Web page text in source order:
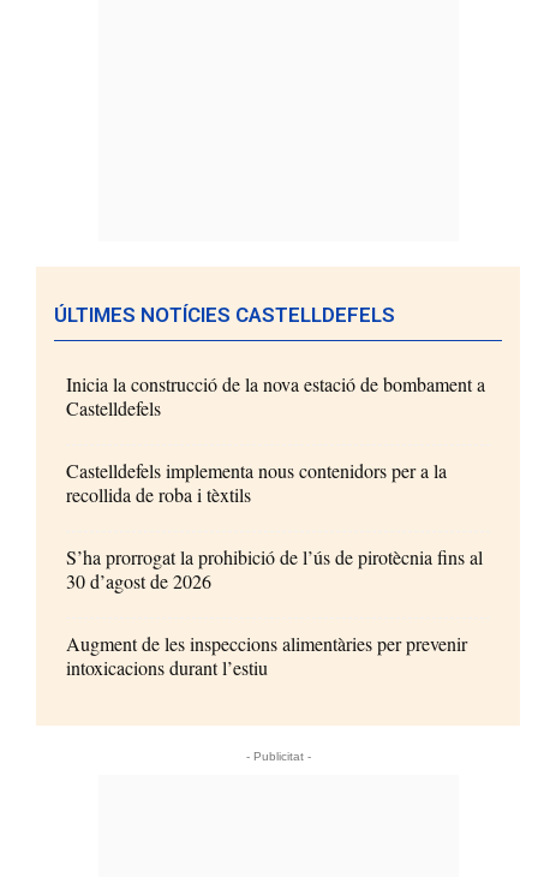
ÚLTIMES NOTÍCIES CASTELLDEFELS
Inicia la construcció de la nova estació de bombament a
Castelldefels
Castelldefels implementa nous contenidors per a la
recollida de roba i tèxtils
S’ha prorrogat la prohibició de l’ús de pirotècnia fins al
30 d’agost de 2026
Augment de les inspeccions alimentàries per prevenir
intoxicacions durant l’estiu
- Publicitat -